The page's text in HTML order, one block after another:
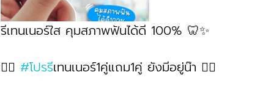
รีเทนเนอร์ใส คุมสภาพฟันได้ดี 100% 🦷✨
👉🏻 #โปรรีเทนเนอร์1คู่แถม1คู่ ยังมีอยู่น๊า 👈🏻